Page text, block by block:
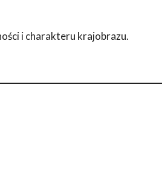
i charakteru krajobrazu.